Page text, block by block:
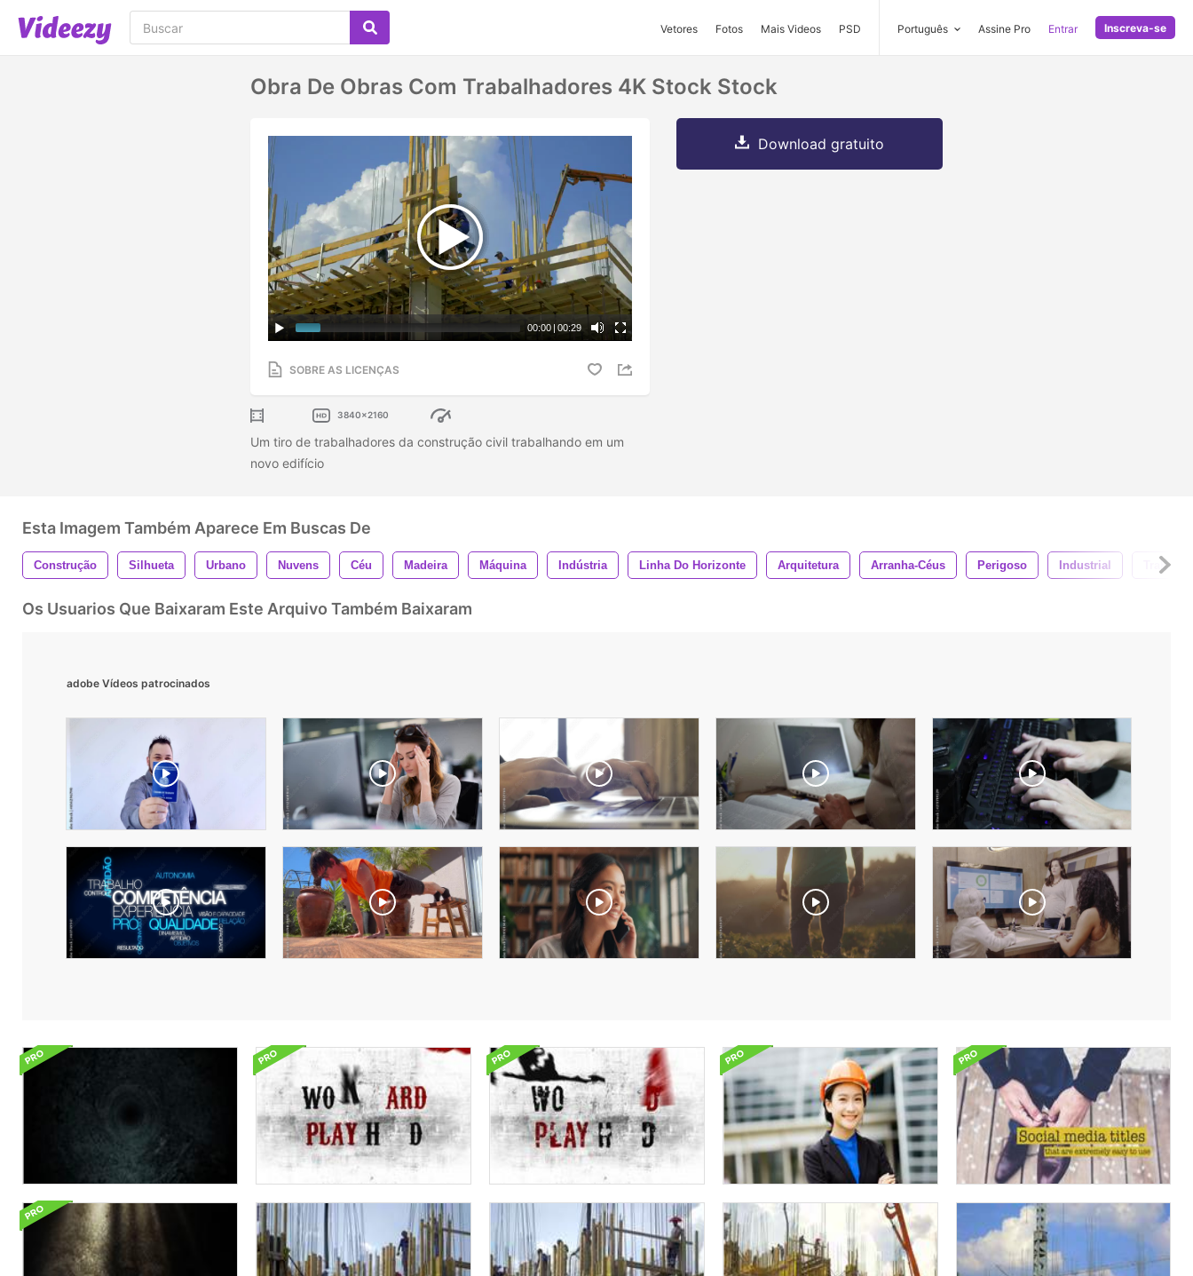
Vetores Fotos Mais Videos PSD Português Assine Pro Entrar Inscreva-se
Obra De Obras Com Trabalhadores 4K Stock Stock
00:00 | 00:29
SOBRE AS LICENÇAS
3840x2160
Um tiro de trabalhadores da construção civil trabalhando em um
novo edifício
Download gratuito
Esta Imagem Também Aparece Em Buscas De
Construção Silhueta Urbano Nuvens Céu Madeira Máquina Indústria Linha Do Horizonte Arquitetura Arranha-Céus Perigoso Industrial
Os Usuarios Que Baixaram Este Arquivo Também Baixaram
adobe Vídeos patrocinados